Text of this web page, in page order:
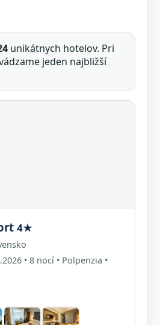
unikátnych hotelov. Pri
jeden najbližší
4★
• 8 nocí • Polpenzia •